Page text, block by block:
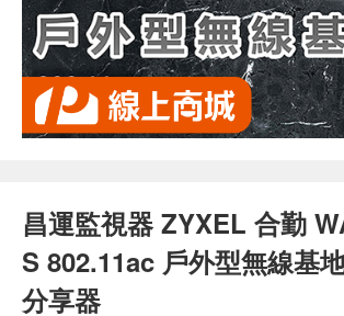
昌運監視器 ZYXEL 合勤
S 802.11ac 戶外型無線基
分享器